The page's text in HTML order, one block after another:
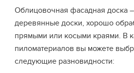
Облицовочная фасадная доска –
деревянные доски, хорошо
прямыми или косыми краями. В
пиломатериалов вы можете
следующие разновидности: